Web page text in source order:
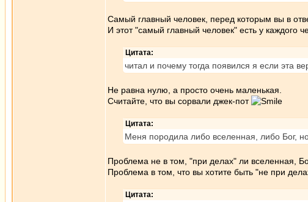
Самый главный человек, перед которым вы в
И этот "самый главный человек" есть у каждого
Цитата:
читал и почему тогда появился я если эта
Не равна нулю, а просто очень маленькая.
Считайте, что вы сорвали джек-пот
Цитата:
Меня породила либо вселенная, либо Бог,
Проблема не в том, "при делах" ли вселенная,
Проблема в том, что вы хотите быть "не при
Цитата: